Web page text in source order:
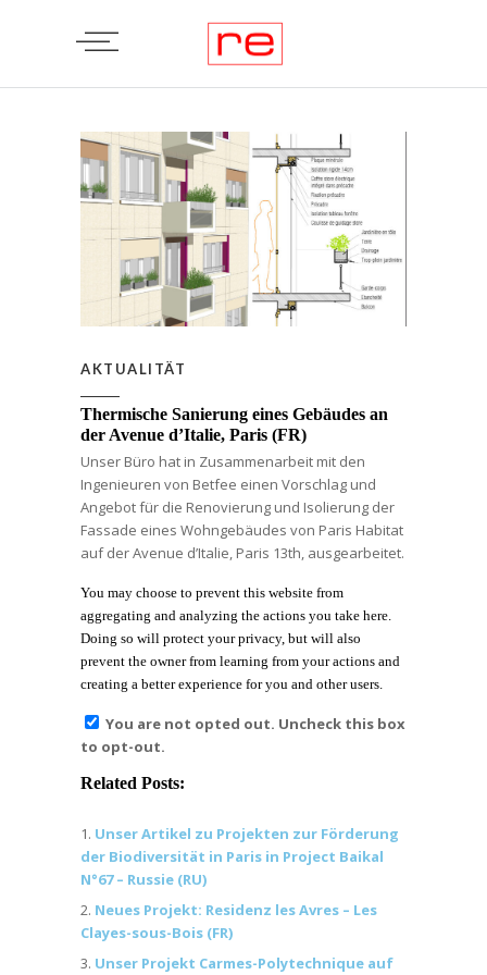
AKTUALITÄT
Thermische Sanierung eines Gebäudes an
der Avenue d’Italie, Paris (FR)
Unser Büro hat in Zusammenarbeit mit den
Ingenieuren von Betfee einen Vorschlag und
Angebot für die Renovierung und Isolierung der
Fassade eines Wohngebäudes von Paris Habitat
auf der Avenue d’Italie, Paris 13th, ausgearbeitet.
You may choose to prevent this website from
aggregating and analyzing the actions you take here.
Doing so will protect your privacy, but will also
prevent the owner from learning from your actions and
creating a better experience for you and other users.
You are not opted out. Uncheck this box
to opt-out.
Related Posts:
Unser Artikel zu Projekten zur Förderung
der Biodiversität in Paris in Project Baikal
N°67 – Russie (RU)
Neues Projekt: Residenz les Avres – Les
Clayes-sous-Bois (FR)
Unser Projekt Carmes-Polytechnique auf